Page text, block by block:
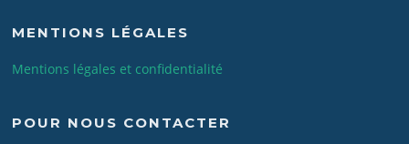
MENTIONS LÉGALES
Mentions légales et confidentialité
POUR NOUS CONTACTER